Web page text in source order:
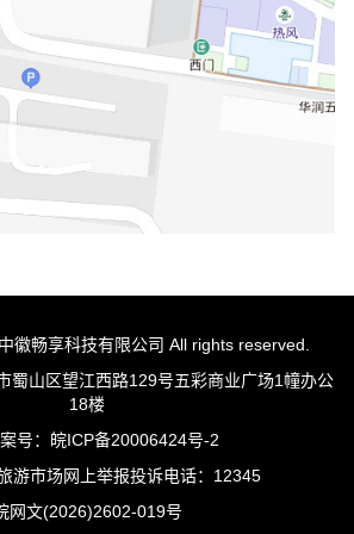
徽畅享科技有限公司 All rights reserved.
蜀山区望江西路129号五彩商业广场1幢办公
18楼
号： 皖ICP备20006424号-2
游市场网上举报投诉电话：12345
网文(2026)2602-019号